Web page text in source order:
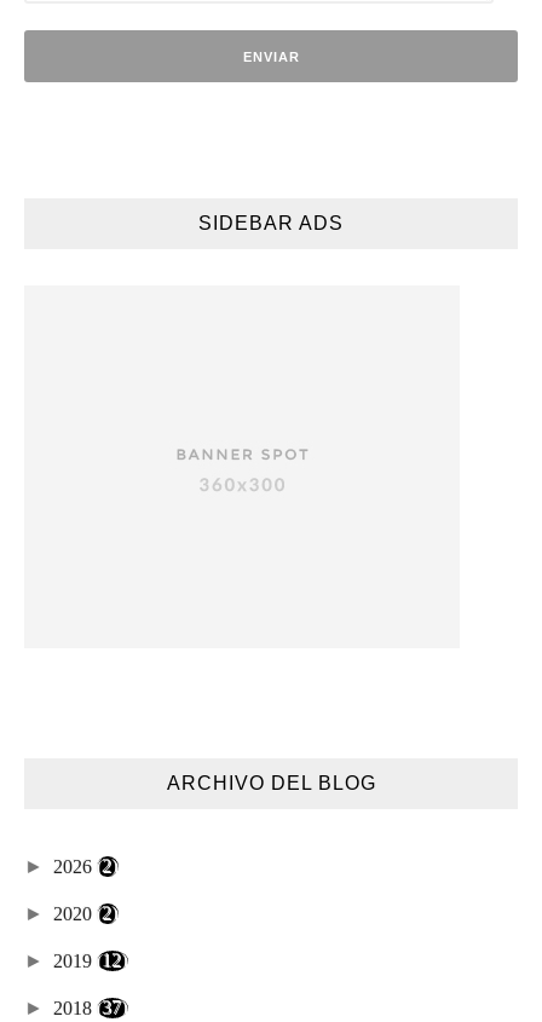
SIDEBAR ADS
ARCHIVO DEL BLOG
► 2026 (2)
► 2020 (2)
► 2019 (12)
► 2018 (37)